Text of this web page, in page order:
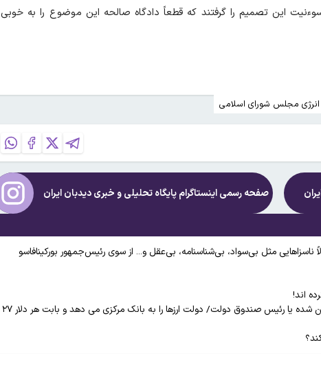
این تصمیم را گرفتند که قطعاً دادگاه صالحه این موضوع را به خوبی
مجلس شورای اسلامی
صفحه رسمی اینستاگرام پایگاه تحلیلی و خبریدیدبان ایران
ناسزاهایی مثل بی‌سواد، بی‌شناسنامه، بی‌عقل و... از سوی رئیس‌جمهور بورکینافاسو
مشخص نیست «صالح آبادی» بعنوان رئیس بانک مرکزی تعیین شده یا رئیس صندوق دولت/ دولت ارزها را به بانک مرکزی می دهد و بابت هر دلار ۲۷